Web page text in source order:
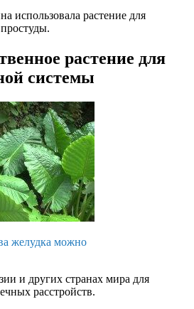
использовала растение для
растение для
системы
желудка можно
и других странах мира для
расстройств.